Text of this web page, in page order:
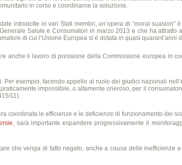
in corso e coordinarne la soluzione.
introdotte in vari Stati membri, un’opera di “moral suasion”
Salute e Consumatori in marzo 2013 e che ha attratto
di cui l’Unione Europea si è dotata in quasi
anche il lavoro di pressione della Commissione europea in
esempio, facendo appello al ruolo dei giudici nazionali
impossibile, o altamente oneroso, per il
11).
coordinata le efficienze e le deficienze di funzionamento dei
, sarà importante espandere progressivamente il
che venga di fatto negato, anche a causa delle inefficienze